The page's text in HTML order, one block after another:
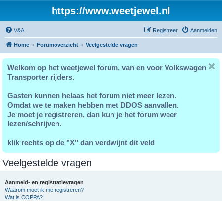
https://www.weetjewel.nl
V&A Aanmelden
Registreer
Home Forumoverzicht Veelgestelde vragen
Welkom op het weetjewel forum, van en voor Volkswagen
Transporter rijders.
Gasten kunnen helaas het forum niet meer lezen.
Omdat we te maken hebben met DDOS aanvallen.
Je moet je registreren, dan kun je het forum weer
lezen/schrijven.
klik rechts op de "X" dan verdwijnt dit veld
Veelgestelde vragen
Aanmeld- en registratievragen
Waarom moet ik me registreren?
Wat is COPPA?